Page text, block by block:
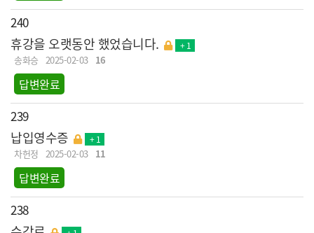
240
휴강을 오랫동안 했었습니다. + 1
송화승 2025-02-03 16
답변완료
239
납입영수증 + 1
차헌정 2025-02-03 11
답변완료
238